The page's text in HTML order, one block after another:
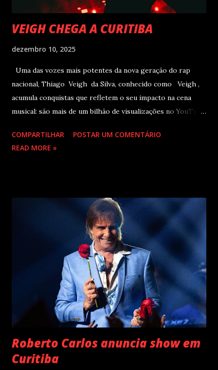
VEIGH CHEGA A CURITIBA
dezembro 10, 2025
Uma das vozes mais potentes da nova geração do rap
nacional, Thiago Veigh da Silva, conhecido como Veigh ,
acumula conquistas que refletem o seu impacto na cena
musical: são mais de um bilhão de visualizações no YouTube,
10 milhões de seguidores nas redes sociais, além de figurar
entre os nomes da prestigiada lista Forbes Under 30 de
milhões de plays em menos de 24 horas após o
lançamento. Com uma estética mais madura, o álbum marca
um novo capítulo na carreira do artista e, agora, ganha os
palcos por meio da EVOM Tour, que fez sua estreia
recentemente em São Paulo. Com realização da 30e ,
Supernova Ent e Prime , a escala em Curitiba aco...
COMPARTILHAR
POSTAR UM COMENTÁRIO
READ MORE »
Roberto Carlos anuncia show em
Curitiba